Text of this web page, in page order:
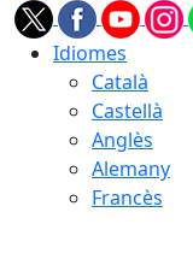
Idiomes
Català
Castellà
Anglès
Alemany
Francès